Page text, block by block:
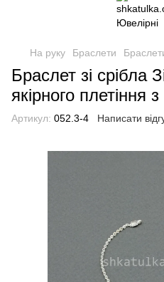
На руку Браслети
Браслет зі срібла
якірного плетіння
Артикул: 052.3-4 Написати